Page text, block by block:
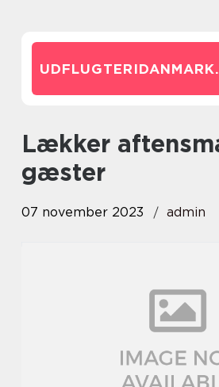
UDFLUGTERIDANMARK.
lækker aftensmad til
gæster
07 november 2023 admin